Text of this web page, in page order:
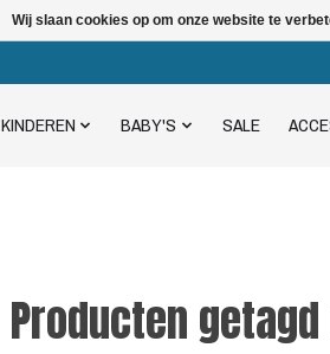
KINDEREN BABY'S SALE
Producten
Wij slaan cookies op om onze website te